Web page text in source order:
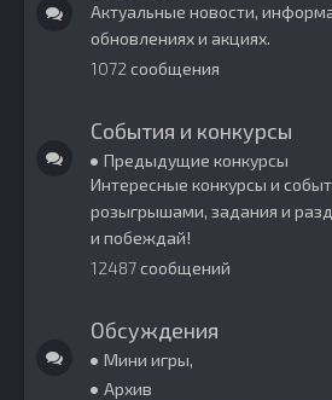
Актуальные новости,
обновлениях и акциях.
1072 сообщения
События и конкурсы
Предыдущие конкурсы
Интересные конкурсы и
розыгрышами, задания и
и побеждай!
12487сообщений
Обсуждения
Мини игры
Архив